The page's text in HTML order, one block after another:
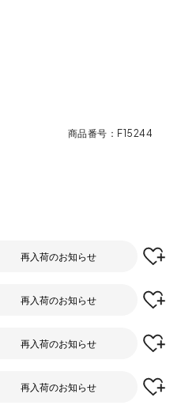
商品番号 F15244
再入荷のお知らせ
再入荷のお知らせ
再入荷のお知らせ
再入荷のお知らせ